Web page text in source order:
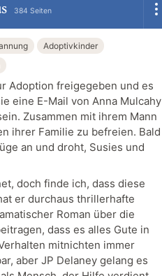
384 Seiten
Adoptivkinder
Adoption freigegeben und es
eine E-Mail von Anna Mulcahy
Zusammen mit ihrem Mann
ihrer Familie zu befreien. Bald
an und droht, Susies und
doch finde ich, dass diese
er durchaus thrillerhafte
Roman über die
dass es alles Gute in
mitnichten immer
aber JP Delaney gelang es